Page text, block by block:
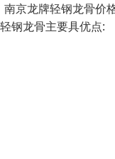
京龙牌轻钢龙骨价
钢龙骨主要具优点: